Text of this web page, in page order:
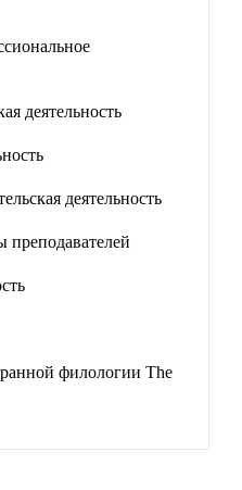
деятельность
деятельность
преподавателей
филологии The